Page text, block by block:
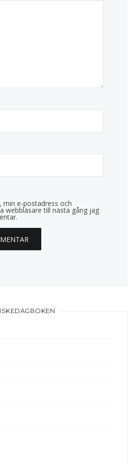
min e-postadress och
webbläsare till nästa gång jag